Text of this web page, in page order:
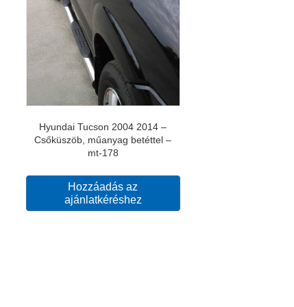
Hyundai Tucson 2004 2014 –
Csőküszöb, műanyag betéttel –
mt-178
Hozzáadás az
ajánlatkéréshez